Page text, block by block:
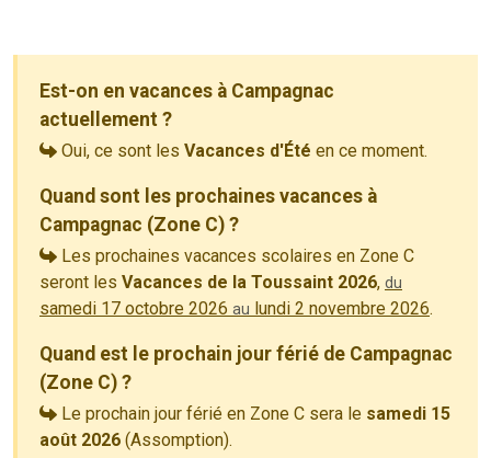
Est-on en vacances à Campagnac
actuellement ?
Oui, ce sont les Vacances d'Été en ce moment.
Quand sont les prochaines vacances à
Campagnac (Zone C) ?
Les prochaines vacances scolaires en Zone C
seront les Vacances de la Toussaint 2026, du
samedi 17 octobre 2026 au lundi 2 novembre 2026.
Quand est le prochain jour férié de Campagnac
(Zone C) ?
Le prochain jour férié en Zone C sera le samedi 15
août 2026 (Assomption).